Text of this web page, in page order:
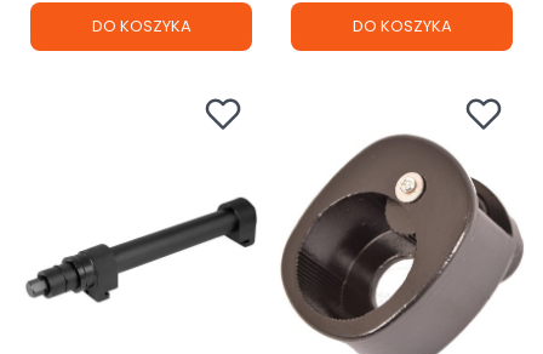
DO KOSZYKA DO KOSZYKA